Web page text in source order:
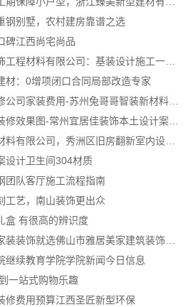
钢别墅，农村建房靠谱之选
碑江西尚宅尚品
无锡亿莱居装饰工程材料有限公司：基装设计施工一体化哪家专业
材：0增项闭口合同局部改造专家
张家港本地装修公司家装费用-苏州兔哥哥智装新材料有限公司全包
武进专业家庭装修效果图-常州宜居佳装饰本土设计案例鉴赏
嘉兴锦居装饰材料有限公司，秀洲区旧房翻新室内设计哪家好
设计卫生间304材质
团队客厅施工流程指南
工艺，南山装饰更出众
盒 有很高的辨识度
佛山顺德专业家装装饰就选佛山市雅居美家建筑装饰工程有限公司
继续教育学院学院新闻今日信息
一站式购物乐趣
修费用预算江西圣匠新型环保